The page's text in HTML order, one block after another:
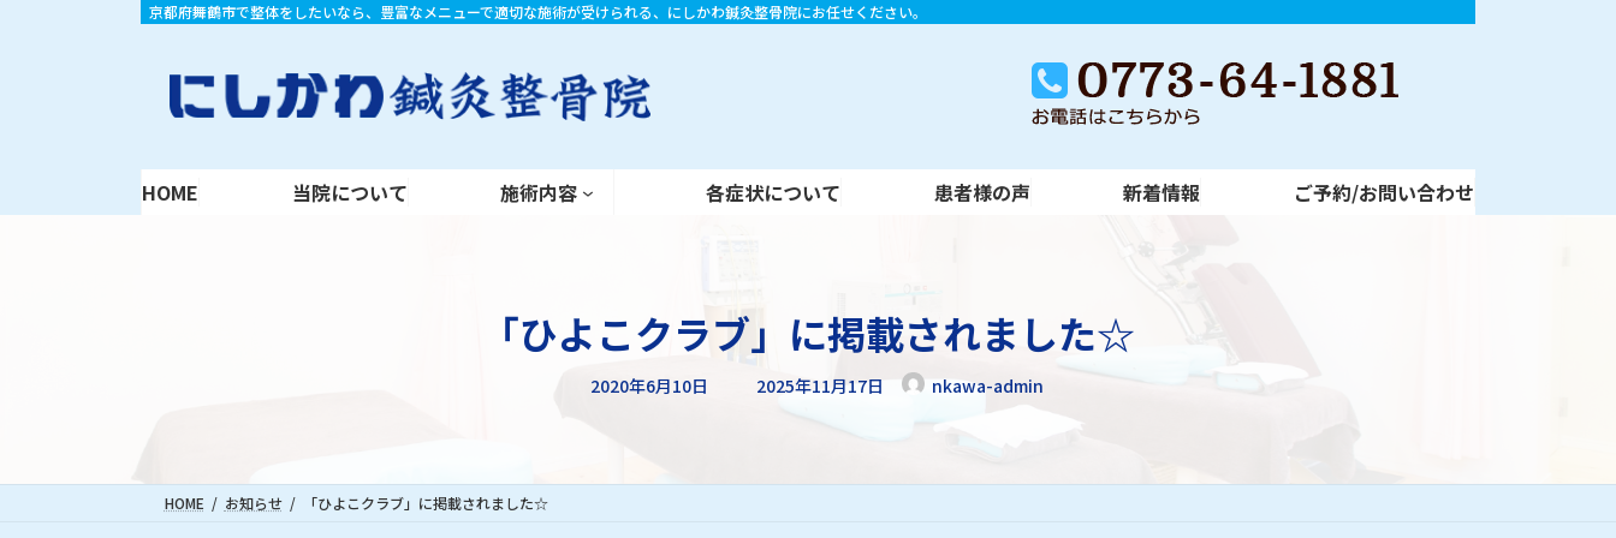
キ
に
当院について 施術内容 各症状について 患者様の声 新着情報 ご予約/お問い合わせ
京都府舞鶴市で整体をしたいなら、豊富なメニューで適切な施術が受けられる、にしかわ鍼灸整骨院にお任せください。
HOME 当院について 施術内容 各症状について 患者様の声 新着情報 ご予約/お問い合わせ
「ひよこクラブ」に掲載されました☆
2020年6月10日 最
終
2025年11月17日 nkawa-admin
HOME お知らせ 「ひよこクラブ」に掲載されました☆